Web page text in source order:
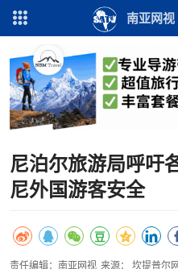
南亚网视
尼泊尔旅游局呼吁
尼外国游客安全
责任编辑：南亚网视 来源： 坎提普尔